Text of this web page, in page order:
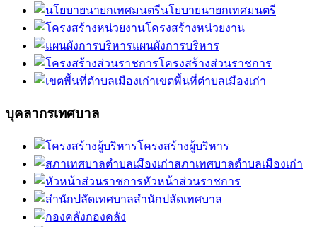
นโยบายนายกเทศมนตรี
โครงสร้างหน่วยงาน
แผนผังการบริหาร
โครงสร้างส่วนราชการ
เขตพื้นที่ตำบลเมืองเก่า
บุคลากรเทศบาล
โครงสร้างผู้บริหาร
สภาเทศบาลตำบลเมืองเก่า
หัวหน้าส่วนราชการ
สำนักปลัดเทศบาล
กองคลัง